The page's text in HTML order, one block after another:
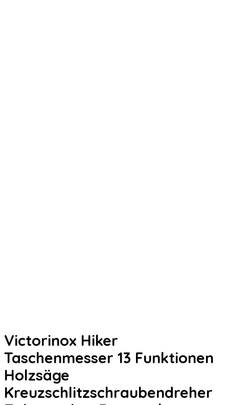
Victorinox Hiker
Taschenmesser 13 Funktionen
Holzsäge
Kreuzschlitzschraubendreher